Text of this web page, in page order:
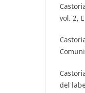
vol. 2,
del